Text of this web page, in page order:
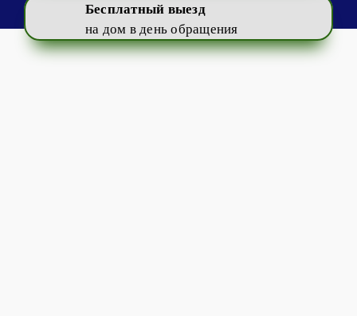
Бесплатный выезд
на дом в день обращения